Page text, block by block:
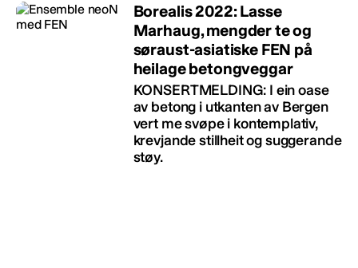
Borealis 2022: Lasse
Marhaug, mengder te og
søraust-asiatiske FEN på
heilage betongveggar
KONSERTMELDING: I ein oase
av betong i utkanten av Bergen
vert me svøpe i kontemplativ,
krevjande stillheit og suggerande
støy.